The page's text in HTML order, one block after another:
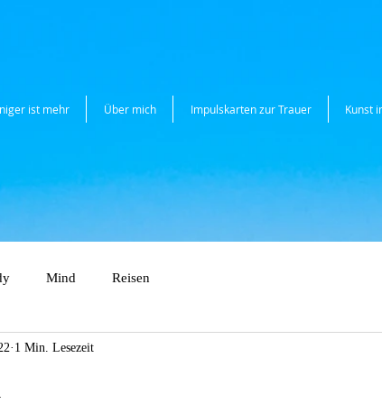
ist mehr Über mich Impulskarten zur Trauer Kunst
Mind Reisen
1 Min. Lesezeit